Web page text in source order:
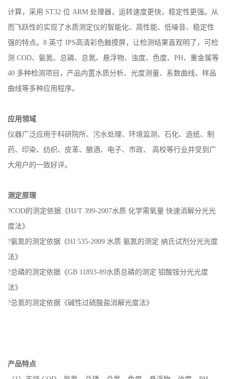
计算，采用 ST32 位 ARM 处理器，运转速度更快，稳定性更强。从
而飞跃性的实现了水质测定仪的智能化、高性能、低噪音、稳定性
强的特点。8 英寸 IPS高清彩色触摸屏，让检测结果直观明了，可检
测 COD、氨氮、总磷、总氮、 悬浮物、浊度、色度、 PH、 重金属等
40 多种检测项目，产品内置水质分析、光度测量、系数曲线、样品
曲线等多种应用程序。
应用领域
仪器广泛应用于科研院所、污水处理、环境监测、石化、造纸、制
药、印染、纺织、皮革、酿酒、电子、市政、
高校等行业并受到广
大用户的一致好评。
测定原理
?COD的测定依据《HJ/T 399-2007水质 化学需氧量 快速消解分光光
度法》
?氨氮的测定依据《HJ 535-2009 水质 氨氮的测定 纳氏试剂分光光度
法》
?总磷的测定依据《GB 11893-89水质总磷的测定 钼酸铵分光光度
法》
?总氮的测定依据《碱性过硫酸盐消解光度法》
产品特点